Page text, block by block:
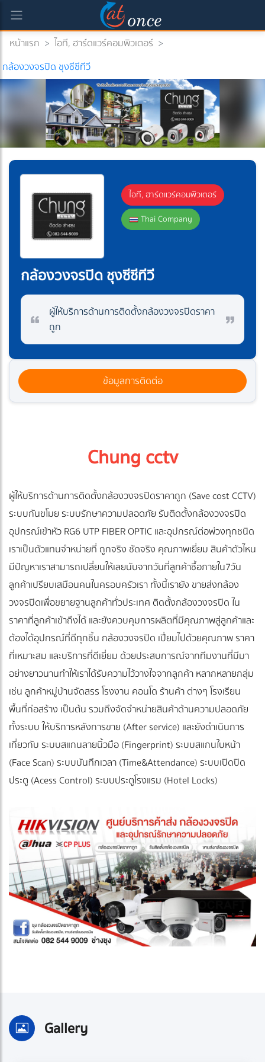
หน้าแรก > ไอที, ฮาร์ดแวร์คอมพิวเตอร์ >
กล้องวงจรปิด ชุงซีซีทีวี
ไอที, ฮาร์ดแวร์คอมพิวเตอร์
Thai Company
กล้องวงจรปิด ชุงซีซีทีวี
ผู้ให้บริการด้านการติดตั้งกล้องวงจรปิดราคา
ถูก
ข้อมูลการติดต่อ
Chung cctv
ผู้ให้บริการด้านการติดตั้งกล้องวงจรปิดราคาถูก (Save cost CCTV)
ระบบกันขโมย ระบบรักษาความปลอดภัย รับติดตั้งกล้องวงจรปิด
อุปกรณ์เข้าหัว RG6 UTP FIBER OPTIC และอุปกรณ์ต่อพ่วงทุกชนิด
เราเป็นตัวแทนจำหน่ายที่ ถูกจริง ชัดจริง คุณภาพเยี่ยม สินค้าตัวไหน
มีปัญหาเราสามารถเปลี่ยนให้เลยนับจากวันที่ลูกค้าซื้อภายใน7วัน
ลูกค้าเปรียบเสมือนคนในครอบครัวเรา ทั้งนี้เรายัง ขายส่งกล้อง
วงจรปิดเพื่อขยายฐานลูกค้าทั่วประเทศ ติดตั้งกล้องวงจรปิด ใน
ราคาที่ลูกค้าเข้าถึงได้ และยังควบคุมการผลิตที่มีคุณภาพสู่ลูกค้าและ
ต้องได้อุปกรณ์ที่ดีทุกชิ้น กล้องวงจรปิด เปี่ยมไปด้วยคุณภาพ ราคา
ที่เหมาะสม และบริการที่ดีเยี่ยม ด้วยประสบการณ์จากทีมงานที่มีมา
อย่างยาวนานทำให้เราได้รับความไว้วางใจจากลูกค้า หลากหลายกลุ่ม
เช่น ลูกค้าหมู่บ้านจัดสรร โรงงาน คอนโด ร้านค้า ต่างๆ โรงเรียน
พื้นที่ก่อสร้าง เป็นต้น รวมถึงจัดจำหน่ายสินค้าด้านความปลอดภัย
ทั้งระบบ ให้บริการหลังการขาย (After service) และยังดำเนินการ
เกี่ยวกับ ระบบสแกนลายนิ้วมือ (Fingerprint) ระบบสแกนใบหน้า
(Face Scan) ระบบบันทึกเวลา (Time&Attendance) ระบบเปิดปิด
ประตู (Acess Control) ระบบประตูโรงแรม (Hotel Locks)
Gallery